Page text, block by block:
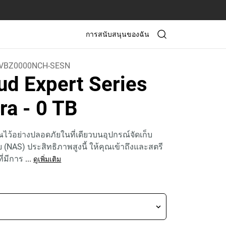
การสนับสนุนของฉัน
SESN
Expert Series
- 0 TB
ว้อย่างปลอดภัยในที่เดียวบนอุปกรณ์จัดเก็บ
(NAS) ประสิทธิภาพสูงนี้ ให้คุณเข้าถึงและสตรี
มีการ ... ดูเพิ่มเติม